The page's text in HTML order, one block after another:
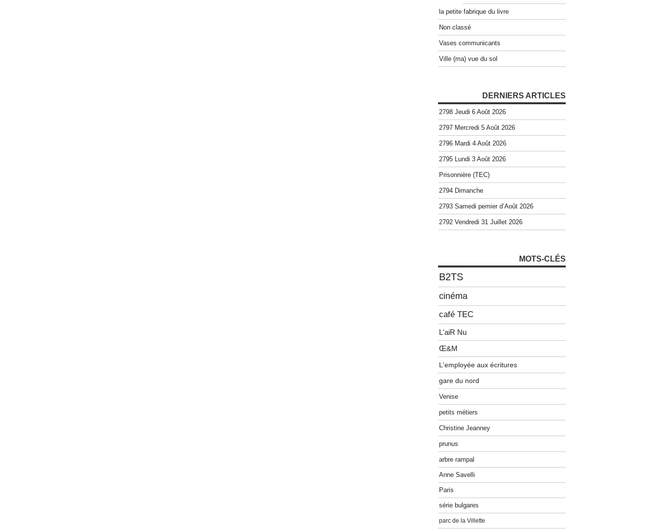
la petite fabrique du livre
Non classé
Vases communicants
Ville (ma) vue du sol
DERNIERS ARTICLES
2798 Jeudi 6 Août 2026
2797 Mercredi 5 Août 2026
2796 Mardi 4 Août 2026
2795 Lundi 3 Août 2026
Prisonnière (TEC)
2794 Dimanche
2793 Samedi pemier d’Août 2026
2792 Vendredi 31 Juillet 2026
MOTS-CLÉS
B2TS
cinéma
café TEC
L'aiR Nu
Œ&M
L'employée aux écritures
gare du nord
Venise
petits métiers
Christine Jeanney
prunus
arbre rampal
Anne Savelli
Paris
série bulgares
parc de la Villette